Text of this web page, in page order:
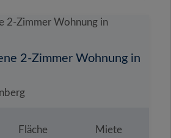
2-Zimmer Wohnung in
Fläche
Miete